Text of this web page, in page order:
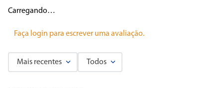
Carregando…
Faça login para escrever uma avaliação.
Mais recentes Todos